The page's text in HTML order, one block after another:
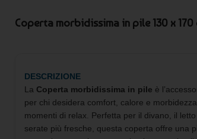
Coperta morbidissima in pile 130 x 170
DESCRIZIONE
La Coperta morbidissima in pile è
per chi desidera comfort, calore e
momenti di relax. Perfetta per il divano, il
serate più fresche, questa coperta offre una